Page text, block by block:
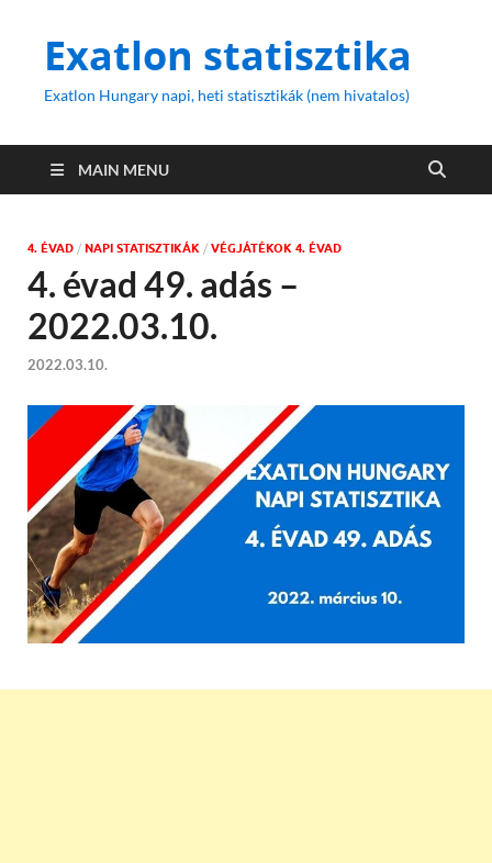
Exatlon statisztika
Exatlon Hungary napi, heti statisztikák (nem hivatalos)
MAIN MENU
4. ÉVAD / NAPI STATISZTIKÁK / VÉGJÁTÉKOK 4. ÉVAD
4. évad 49. adás –
2022.03.10.
2022.03.10.